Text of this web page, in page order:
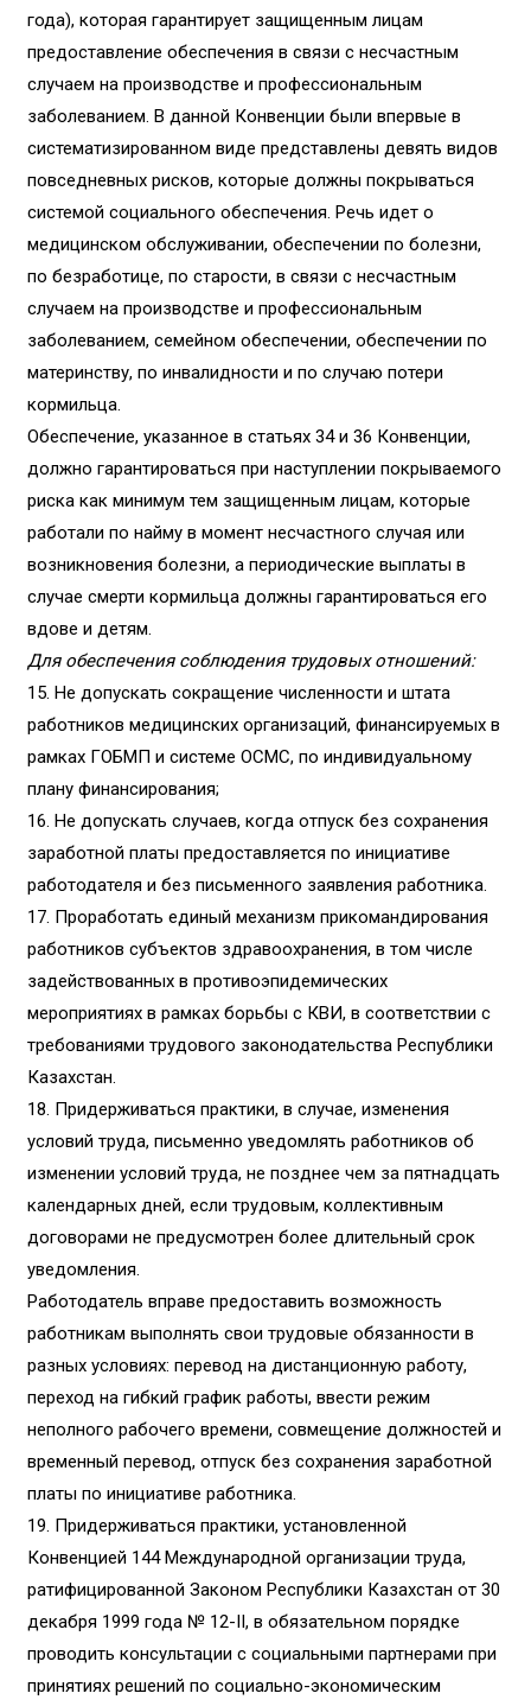
года), которая гарантирует защищенным лицам
предоставление обеспечения в связи с несчастным
случаем на производстве и профессиональным
заболеванием. В данной Конвенции были впервые в
систематизированном виде представлены девять видов
повседневных рисков, которые должны покрываться
системой социального обеспечения. Речь идет о
медицинском обслуживании, обеспечении по болезни,
по безработице, по старости, в связи с несчастным
случаем на производстве и профессиональным
заболеванием, семейном обеспечении, обеспечении по
материнству, по инвалидности и по случаю потери
кормильца.
Обеспечение, указанное в статьях 34 и 36 Конвенции,
должно гарантироваться при наступлении покрываемого
риска как минимум тем защищенным лицам, которые
работали по найму в момент несчастного случая или
возникновения болезни, а периодические выплаты в
случае смерти кормильца должны гарантироваться его
вдове и детям.
Для обеспечения соблюдения трудовых отношений:
15. Не допускать сокращение численности и штата
работников медицинских организаций, финансируемых в
рамках ГОБМП и системе ОСМС, по индивидуальному
плану финансирования;
16. Не допускать случаев, когда отпуск без сохранения
заработной платы предоставляется по инициативе
работодателя и без письменного заявления работника.
17. Проработать единый механизм прикомандирования
работников субъектов здравоохранения, в том числе
задействованных в противоэпидемических
мероприятиях в рамках борьбы с КВИ, в соответствии с
требованиями трудового законодательства Республики
Казахстан.
18. Придерживаться практики, в случае, изменения
условий труда, письменно уведомлять работников об
изменении условий труда, не позднее чем за пятнадцать
календарных дней, если трудовым, коллективным
договорами не предусмотрен более длительный срок
уведомления.
Работодатель вправе предоставить возможность
работникам выполнять свои трудовые обязанности в
разных условиях: перевод на дистанционную работу,
переход на гибкий график работы, ввести режим
неполного рабочего времени, совмещение должностей и
временный перевод, отпуск без сохранения заработной
платы по инициативе работника.
19. Придерживаться практики, установленной
Конвенцией 144 Международной организации труда,
ратифицированной Законом Республики Казахстан от 30
декабря 1999 года № 12-II, в обязательном порядке
проводить консультации с социальными партнерами при
принятиях решений по социально-экономическим